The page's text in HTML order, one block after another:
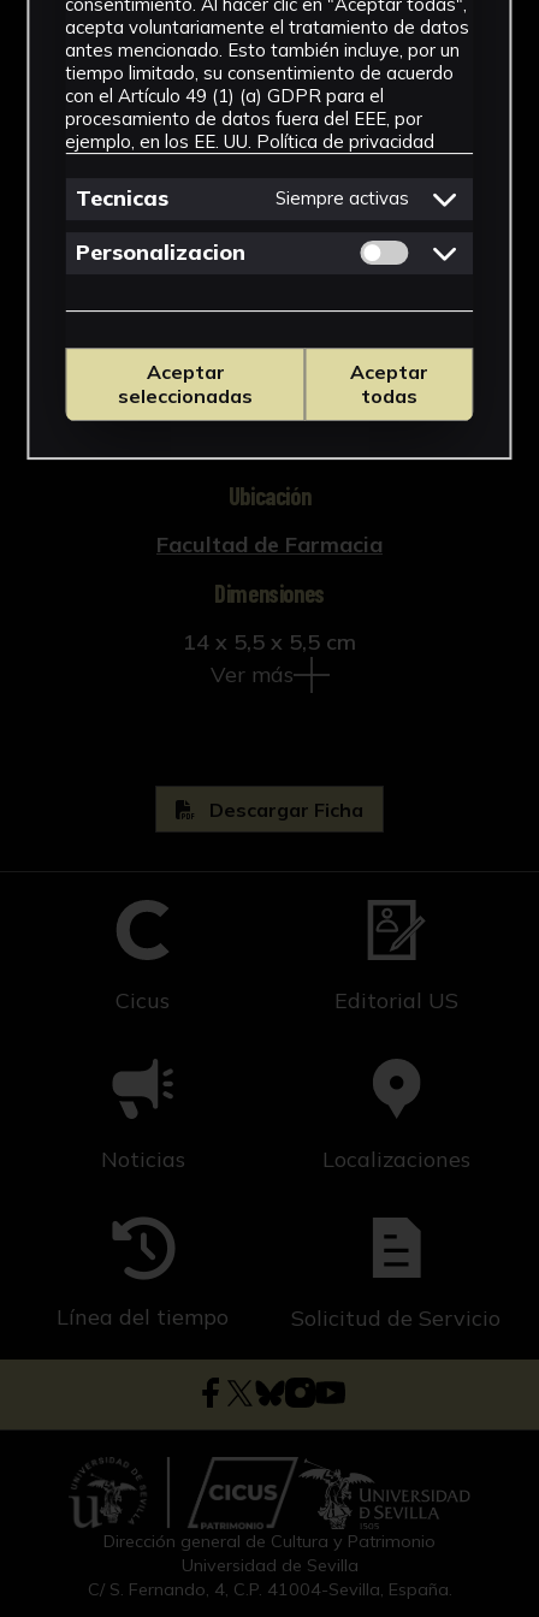
421-663, Universidad de Sevilla, 2018).
NºCatálogo
FFAR-400/17
Tipología
Medicamento
SF
Materiales
Ubicación
Facultad de Farmacia
Dimensiones
14 x 5,5 x 5,5 cm
Ver más
Descargar Ficha
Cicus Editorial US
Noticias Localizaciones
Línea del tiempo Solicitud de Servicio
Dirección general de Cultura y Patrimonio
Universidad de Sevilla
C/ S. Fernando, 4, C.P. 41004-Sevilla, España.
acepta voluntariamente el tratamiento de datos
antes mencionado. Esto también incluye, por un
tiempo limitado, su consentimiento de acuerdo
con el Artículo 49 (1) (a) GDPR para el
procesamiento de datos fuera del EEE, por
ejemplo, en los EE. UU. Política de privacidad
Tecnicas Siempre activas
Personalizacion Permitir cookies
Aceptar
seleccionadas
Aceptar
todas